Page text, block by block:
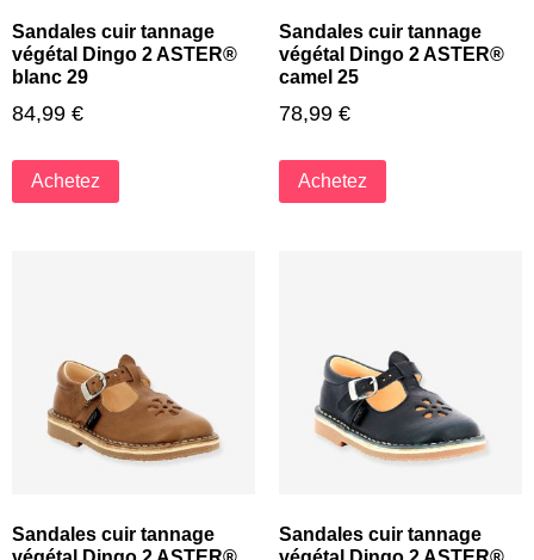
Sandales cuir tannage
végétal Dingo 2 ASTER®
blanc 29
84,99 €
Achetez
Sandales cuir tannage
végétal Dingo 2 ASTER®
camel 25
78,99 €
Achetez
Sandales cuir tannage
Sandales cuir tannage